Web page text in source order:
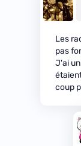
Les
pas
J'ai
coup